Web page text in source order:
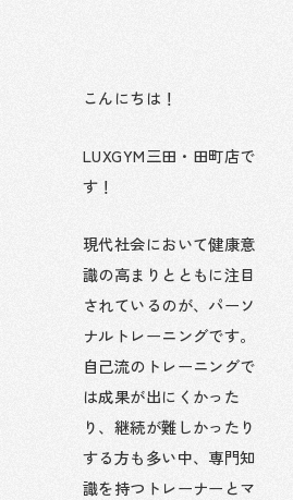
こんにちは！
LUXGYM三田・田町店で
す！
現代社会において健康意
識の高まりとともに注目
されているのが、パーソ
ナルトレーニングです。
自己流のトレーニングで
は成果が出にくかった
り、継続が難しかったり
する方も多い中、専門知
識を持つトレーナーとマ